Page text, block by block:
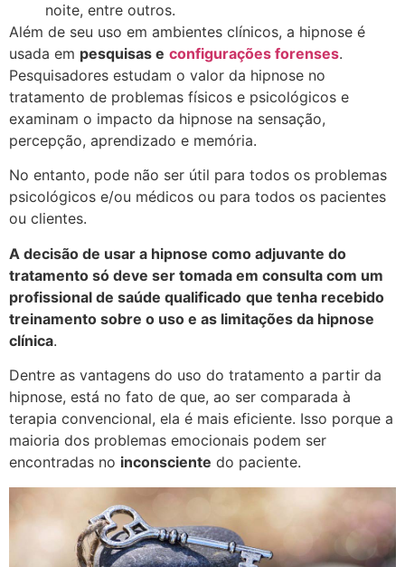
noite, entre outros.
Além de seu uso em ambientes clínicos, a hipnose é
usada em pesquisas e configurações forenses.
Pesquisadores estudam o valor da hipnose no
tratamento de problemas físicos e psicológicos e
examinam o impacto da hipnose na sensação,
percepção, aprendizado e memória.
No entanto, pode não ser útil para todos os problemas
psicológicos e/ou médicos ou para todos os pacientes
ou clientes.
A decisão de usar a hipnose como adjuvante do
tratamento só deve ser tomada em consulta com um
profissional de saúde qualificado que tenha recebido
treinamento sobre o uso e as limitações da hipnose
clínica.
Dentre as vantagens do uso do tratamento a partir da
hipnose, está no fato de que, ao ser comparada à
terapia convencional, ela é mais eficiente. Isso porque a
maioria dos problemas emocionais podem ser
encontradas no inconsciente do paciente.